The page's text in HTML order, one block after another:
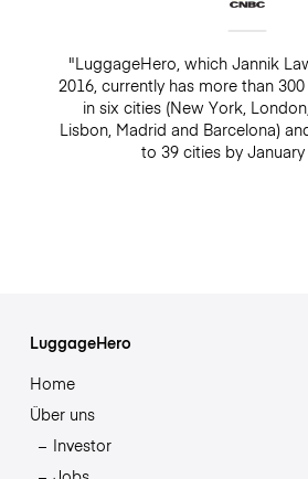
"LuggageHero, which Jannik
2016, currently has more than
in six cities (New York,
Lisbon, Madrid and Barcelona)
to 39 cities by January
LuggageHero
Home
Über uns
Investor